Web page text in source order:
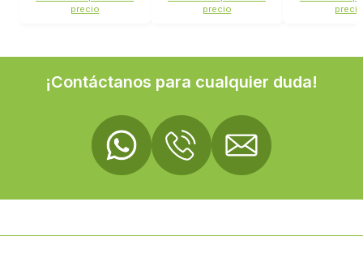
precio
precio
precio
¡Contáctanos para cualquier duda!